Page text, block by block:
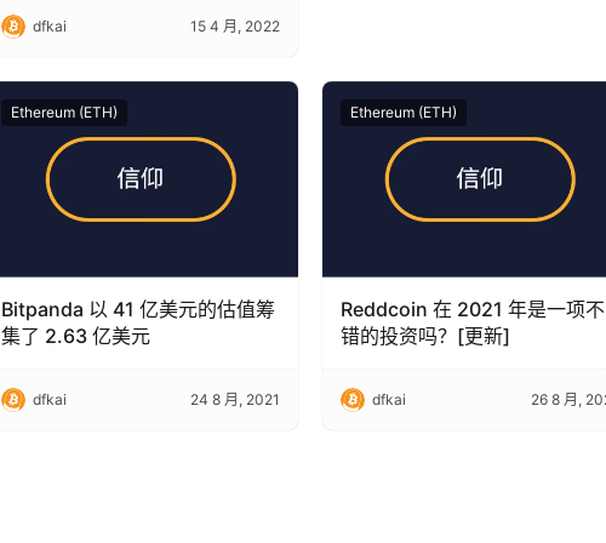
dfkai 15 4 月, 2022
Ethereum (ETH)
Bitpanda 以 41 亿美元的估值筹
集了 2.63 亿美元
dfkai 24 8 月, 2021
Ethereum (ETH)
Reddcoin 在 2021 年是一项不
错的投资吗？[更新]
dfkai 26 8 月,